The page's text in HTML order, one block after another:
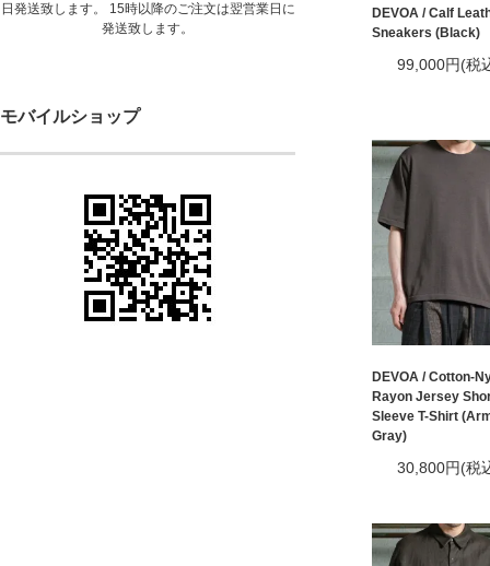
日発送致します。 15時以降のご注文は翌営業日に
発送致します。
モバイルショップ
DEVOA / Calf
Sneakers (Black)
99,000円(税
DEVOA / Cotton-
Rayon Jersey
Sleeve T-Shirt
Gray)
30,800円(税